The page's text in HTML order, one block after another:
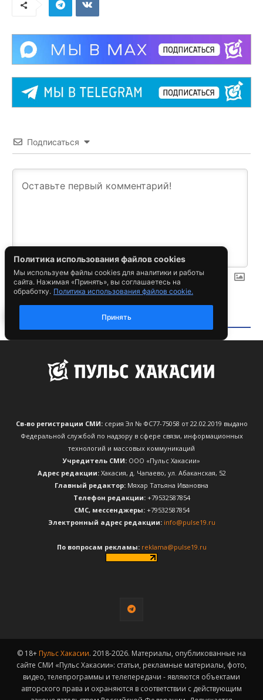
Св-во регистрации СМИ:серия Эл № ФС77-75058 от 22.02.2019 выдано
Федеральной службой по надзору в сфере связи, информационных
технологий и массовых коммуникаций
Учредитель СМИ: ООО «Пульс Хакасии»
Адрес редакции:Хакасия, д. Чапаево, ул. Абаканская, 52
Главный редактор: Мяхар Татьяна Ивановна
Телефон редакции:+79532587854
CМС, мессенджеры:+79532587854
Электронный адрес редакции: info@pulse19.ru
По вопросам рекламы: reklama@pulse19.ru
© 18+ Пульс Хакасии. 2018-2026. Материалы, опубликованные на
сайте СМИ «Пульс Хакасии»: статьи, рекламные материалы, фото,
видео, телепрограммы и телепередачи - являются объектами
авторского права и охраняются в соответствии с действующим